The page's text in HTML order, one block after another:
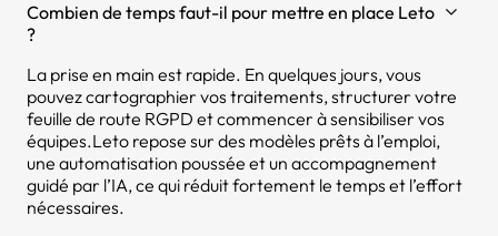
Combien de temps faut-il pour mettre en place Leto
?
La prise en main est rapide. En quelques jours, vous
pouvez cartographier vos traitements, structurer votre
feuille de route RGPD et commencer à sensibiliser vos
équipes.Leto repose sur des modèles prêts à l’emploi,
une automatisation poussée et un accompagnement
guidé par l’IA, ce qui réduit fortement le temps et l’effort
nécessaires.